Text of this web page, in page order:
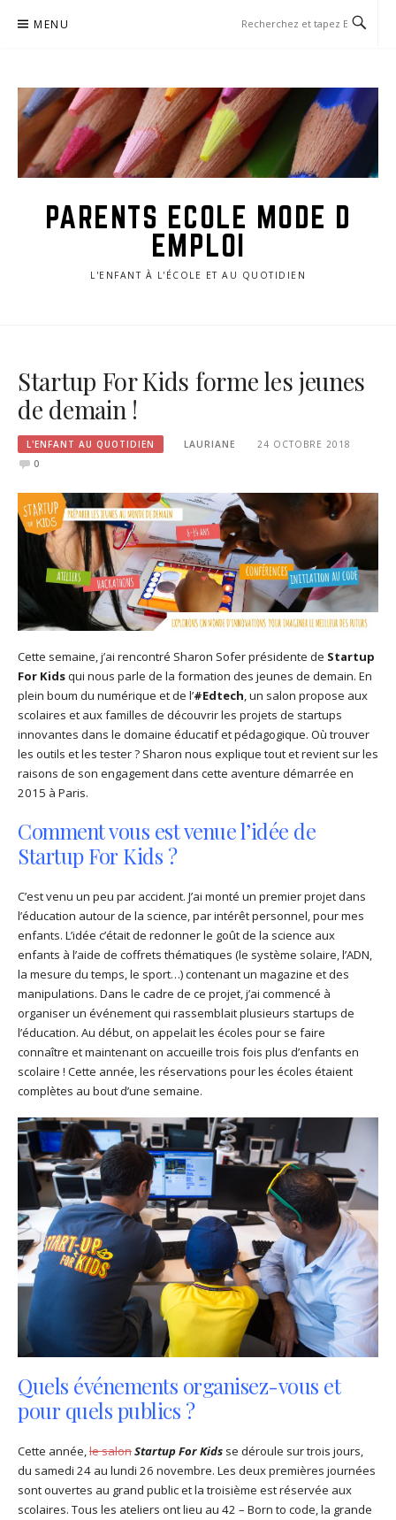
MENU
PARENTS ECOLE MODE D
EMPLOI
L'ENFANT À L'ÉCOLE ET AU QUOTIDIEN
Startup For Kids forme les jeunes
de demain !
L'ENFANT AU QUOTIDIEN LAURIANE
24 OCTOBRE 2018
0
Cette semaine, j’ai rencontré Sharon Sofer présidente de Startup
For Kidsqui nous parle de la formation des jeunes de demain. En
plein boum du numérique et de l’#Edtech, un salon propose aux
scolaires et aux familles de découvrir les projets de startups
innovantes dans le domaine éducatif et pédagogique. Où trouver
les outils et les tester ? Sharon nous explique tout et revient sur les
raisons de son engagement dans cette aventure démarrée en
2015 à Paris.
Comment vous est venue l’idée de
Startup For Kids ?
C’est venu un peu par accident. J’ai monté un premier projet dans
l’éducation autour de la science, par intérêt personnel, pour mes
enfants. L’idée c’était de redonner le goût de la science aux
enfants à l’aide de coffrets thématiques (le système solaire, l’ADN,
la mesure du temps, le sport…) contenant un magazine et des
manipulations. Dans le cadre de ce projet, j’ai commencé à
organiser un événement qui rassemblait plusieurs startups de
l’éducation. Au début, on appelait les écoles pour se faire
connaître et maintenant on accueille trois fois plus d’enfants en
scolaire ! Cette année, les réservations pour les écoles étaient
complètes au bout d’une semaine.
Quels événements organisez-vous et
pour quels publics ?
Cette année,le salonStartup For Kids se déroule sur trois jours,
du samedi 24 au lundi 26 novembre. Les deux premières journées
sont ouvertes au grand public et la troisième est réservée aux
scolaires. Tous les ateliers ont lieu au 42 – Born to code, la grande